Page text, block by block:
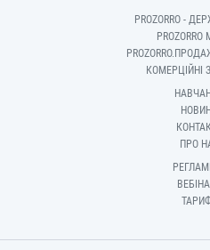
PROZORRO -
PROZORRO
КОМЕРЦІЙНІ
ПРО